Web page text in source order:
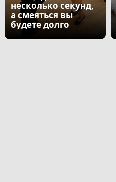
несколько секунд,
а смеяться вы
будете долго